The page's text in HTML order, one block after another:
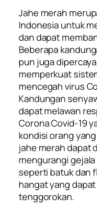
Jahe merah
Indonesia untuk
dan dapat
Beberapa
pun juga
memperkuat
mencegah virus
Kandungan
dapat melawan
Corona Covid-19
kondisi orang
jahe merah dapat
mengurangi
seperti batuk dan
hangat yang
tenggorokan.